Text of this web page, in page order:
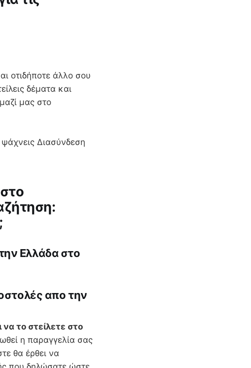
οτιδήποτε άλλο σου
δέματα και
μας στο
Διασύνδεση
Ελλάδα στο
απο την
το στείλετε στο
η παραγγελία σας
θα έρθει να